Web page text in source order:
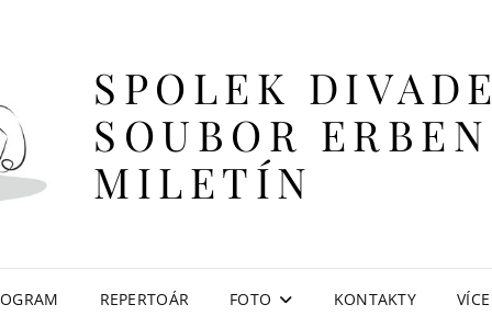
SPOLEK
SOUBOR ERBEN
MILETÍN
REPERTOÁR FOTO KONTAKTY VÍCE